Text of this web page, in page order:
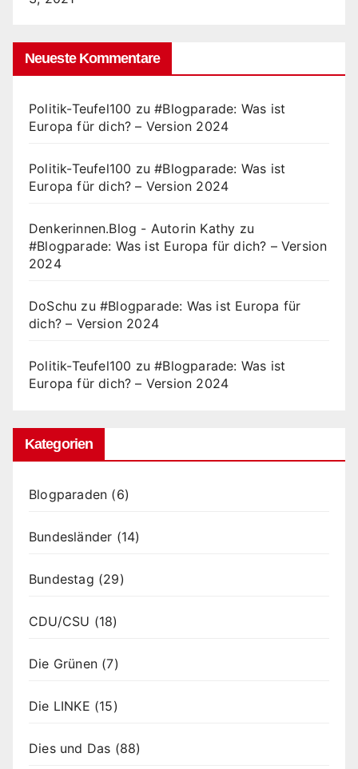
Neueste Kommentare
Politik-Teufel100 zu#Blogparade: Was ist
Europa für dich? – Version 2024
Politik-Teufel100 zu#Blogparade: Was ist
Europa für dich? – Version 2024
Denkerinnen.Blog - Autorin Kathy zu
#Blogparade: Was ist Europa für dich? – Version
2024
DoSchu zu#Blogparade: Was ist Europa für
dich? – Version 2024
Politik-Teufel100 zu#Blogparade: Was ist
Europa für dich? – Version 2024
Kategorien
Blogparaden (6)
Bundesländer (14)
Bundestag (29)
CDU/CSU (18)
Die Grünen (7)
Die LINKE (15)
Dies und Das (88)